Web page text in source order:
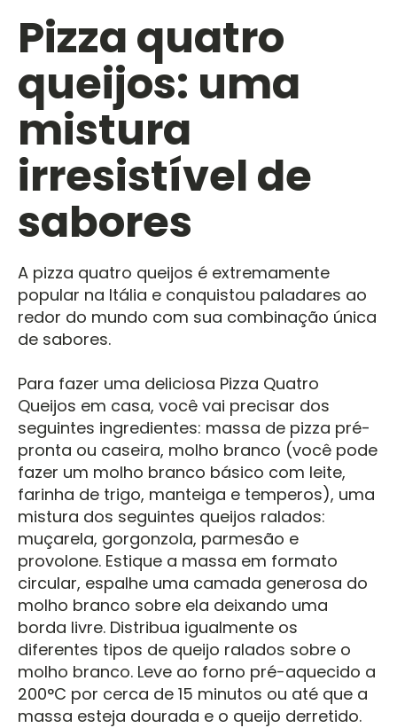
Pizza quatro
queijos: uma
mistura
irresistível de
sabores
A pizza quatro queijos é extremamente
popular na Itália e conquistou paladares ao
redor do mundo com sua combinação única
de sabores.
Para fazer uma deliciosa Pizza Quatro
Queijos em casa, você vai precisar dos
seguintes ingredientes: massa de pizza pré-
pronta ou caseira, molho branco (você pode
fazer um molho branco básico com leite,
farinha de trigo, manteiga e temperos), uma
mistura dos seguintes queijos ralados:
muçarela, gorgonzola, parmesão e
provolone. Estique a massa em formato
circular, espalhe uma camada generosa do
molho branco sobre ela deixando uma
borda livre. Distribua igualmente os
diferentes tipos de queijo ralados sobre o
molho branco. Leve ao forno pré-aquecido a
200°C por cerca de 15 minutos ou até que a
massa esteja dourada e o queijo derretido.